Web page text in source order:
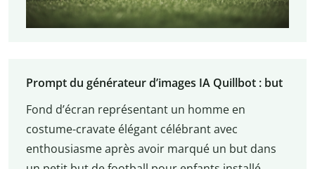
Prompt du générateur d’images IA Quillbot : but
Fond d’écran représentant un homme en
costume-cravate élégant célébrant avec
enthousiasme après avoir marqué un but dans